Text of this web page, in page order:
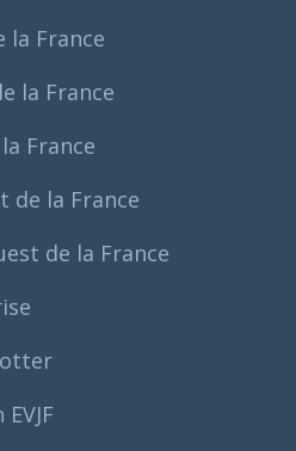
la France
la France
France
de la France
de la France